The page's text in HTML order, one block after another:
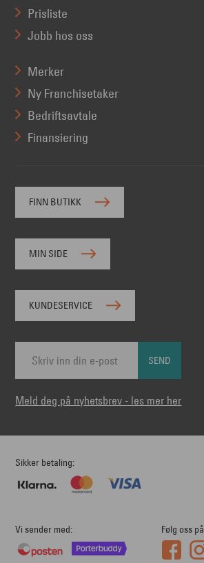
Prisliste
Jobb hos oss
Merker
Ny Franchisetaker
Bedriftsavtale
Finansiering
FINN BUTIKK
MIN SIDE
KUNDESERVICE
SEND
Meld deg på nyhetsbrev - les mer her
Sikker betaling
Vi sender med Følg oss på